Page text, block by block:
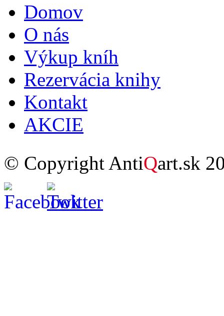
Hlavné menu
Domov
O nás
Výkup kníh
Rezervácia knihy
Kontakt
AKCIE
© Copyright AntiQart.sk